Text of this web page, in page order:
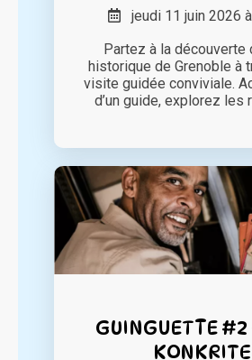
jeudi 11 juin 2026
Partez à la
historique de Grenoble à
visite guidée conviviale.
d’un guide, explorez les
GUINGUETTE
KONKRITE